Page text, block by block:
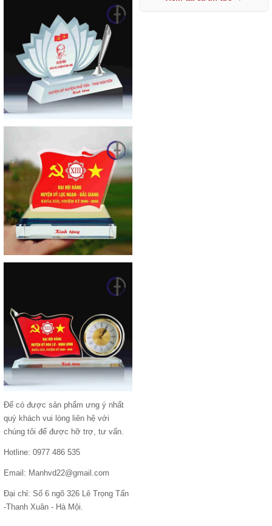
Để có được sản phẩm ưng ý nhất
quý khách vui lòng liên hệ với
chúng tôi để được hỡ trợ, tư vấn.
Hotline: 0977 486 535
Email: Manhvd22@gmail.com
Đại chỉ: Số 6 ngõ 326 Lê Trọng Tấn
-Thanh Xuân - Hà Mội.